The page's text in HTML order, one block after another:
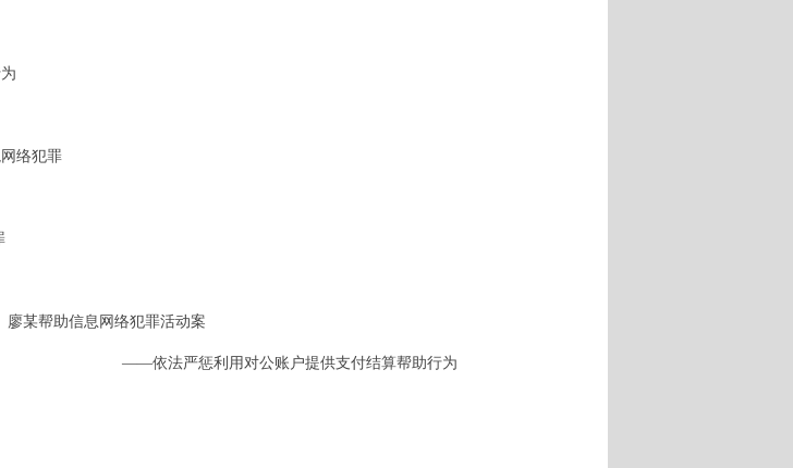
络犯罪
廖某帮助信息网络犯罪活动案
——依法严惩利用对公账户提供支付结算帮助行为